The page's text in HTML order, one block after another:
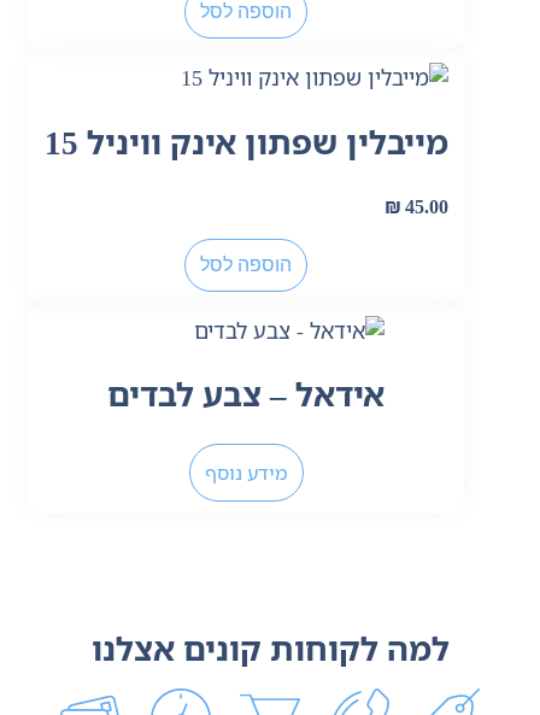
הוספה לסל
מייבלין שפתון אינק וויניל 15
₪45.00
הוספה לסל
אידאל – צבע לבדים
מידע נוסף
למה לקוחות קונים אצלנו